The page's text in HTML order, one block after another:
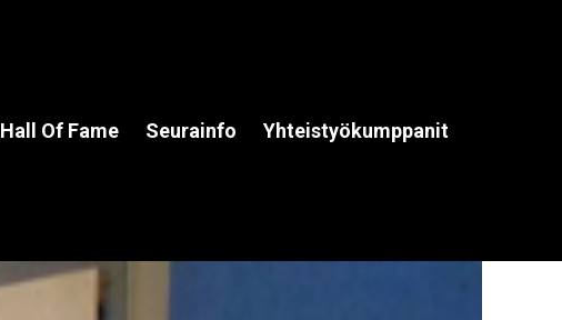
Hall Of Fame Seurainfo Yhteistyökumppanit